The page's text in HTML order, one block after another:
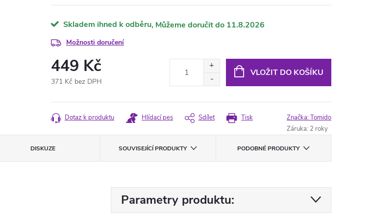
Skladem ihned k odběru 11.8.2026
Možnosti doručení
449 Kč
371 Kč bez DPH
cena:
VLOŽIT DO KOŠÍKU
Tisk
Dotaz k produktu Hlídací pes Sdílet Značka:Tomido
Záruka: 2 roky
DISKUZE SOUVISEJÍCÍ PRODUKTY PODOBNÉ PRODUKTY
Parametry produktu: